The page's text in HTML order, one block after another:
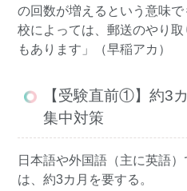
の回数が増えるという意味
校によっては、郵送のやり
もあります」（早稲アカ）
【受験直前①】約3
集中対策
日本語や外国語（主に英語
は、約3カ月を要する。